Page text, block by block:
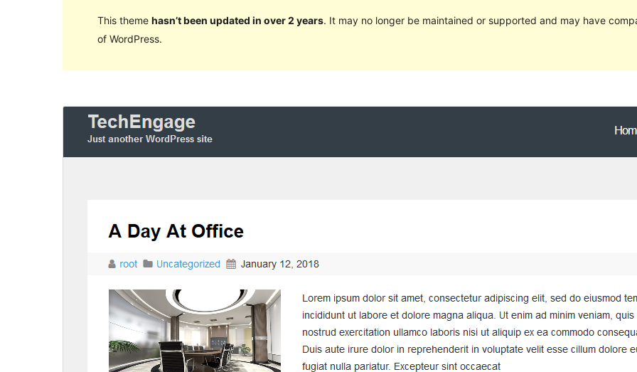
This theme hasn’t been updated in over 2 years. It may no longer be maintained or supported and may have
of WordPress.